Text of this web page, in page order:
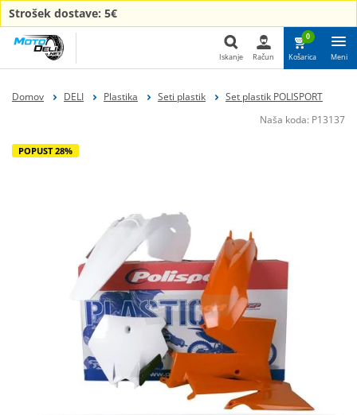
Strošek dostave: 5€
Iskanje
Iskanje Račun
0
Košarica Meni
Domov DELI Plastika Seti plastik
Set plastik POLISPORT
Naša koda: P13137
POPUST 28%